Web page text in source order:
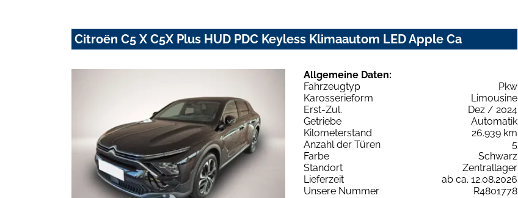
Citroën C5 X C5X Plus HUD PDC Keyless Klimaautom LED Apple Ca
Allgemeine Daten:
Fahrzeugtyp
Pkw
Karosserieform
Limousine
Erst-Zul.
Dez / 2024
Getriebe
Automatik
Kilometerstand
26.939 km
Anzahl der Türen
5
Farbe
Schwarz
Standort
Zentrallager
Lieferzeit
ab ca. 12.08.2026
Unsere Nummer
R4801778